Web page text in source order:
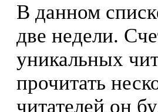
В данном
две недели.
уникальных
прочитать
читателей он